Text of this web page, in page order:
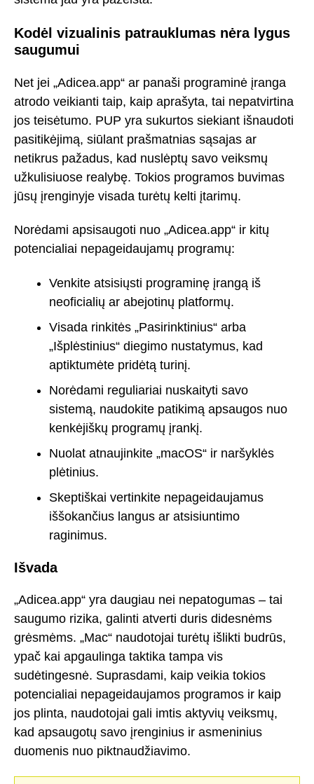
Kodėl vizualinis patrauklumas nėra lygus
saugumui
Net jei „Adicea.app“ ar panaši programinė įranga
atrodo veikianti taip, kaip aprašyta, tai nepatvirtina
jos teisėtumo. PUP yra sukurtos siekiant išnaudoti
pasitikėjimą, siūlant prašmatnias sąsajas ar
netikrus pažadus, kad nuslėptų savo veiksmų
užkulisiuose realybę. Tokios programos buvimas
jūsų įrenginyje visada turėtų kelti įtarimų.
Norėdami apsisaugoti nuo „Adicea.app“ ir kitų
potencialiai nepageidaujamų programų:
Venkite atsisiųsti programinę įrangą iš
neoficialių ar abejotinų platformų.
Visada rinkitės „Pasirinktinius“ arba
„Išplėstinius“ diegimo nustatymus, kad
aptiktumėte pridėtą turinį.
Norėdami reguliariai nuskaityti savo
sistemą, naudokite patikimą apsaugos nuo
kenkėjiškų programų įrankį.
Nuolat atnaujinkite „macOS“ ir naršyklės
plėtinius.
Skeptiškai vertinkite nepageidaujamus
iššokančius langus ar atsisiuntimo
raginimus.
Išvada
„Adicea.app“ yra daugiau nei nepatogumas – tai
saugumo rizika, galinti atverti duris didesnėms
grėsmėms. „Mac“ naudotojai turėtų išlikti budrūs,
ypač kai apgaulinga taktika tampa vis
sudėtingesnė. Suprasdami, kaip veikia tokios
potencialiai nepageidaujamos programos ir kaip
jos plinta, naudotojai gali imtis aktyvių veiksmų,
kad apsaugotų savo įrenginius ir asmeninius
duomenis nuo piktnaudžiavimo.